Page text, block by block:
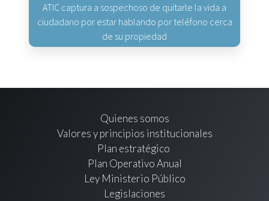
ATIC captura a sospechoso de quitarle la vida a
ciudadano por estar hablando por teléfono cerca
de su propiedad
Quienes somos
Valores y principios institucionales
Plan estratégico
Plan Operativo Anual
Ley Ministerio Público
Legislaciones